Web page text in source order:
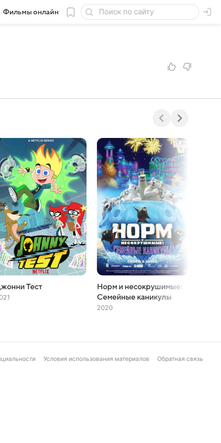
Фильмы онлайн
Тест
Норм и несокрушимые:
Семейные каникулы
2020
Условия использования материалов Обратная связь